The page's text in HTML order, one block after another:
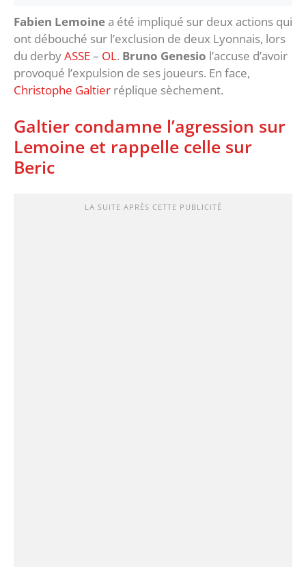
Fabien Lemoinea été impliqué sur deux actions qui
ont débouché sur l’exclusion de deux Lyonnais, lors
du derbyASSE– OL. Bruno Genesio l’accuse d’avoir
provoqué l’expulsion de ses joueurs. En face,
Christophe Galtier réplique sèchement.
Galtier condamne l’agression sur
Lemoine et rappelle celle sur
Beric
LA SUITE APRÈS CETTE PUBLICITÉ